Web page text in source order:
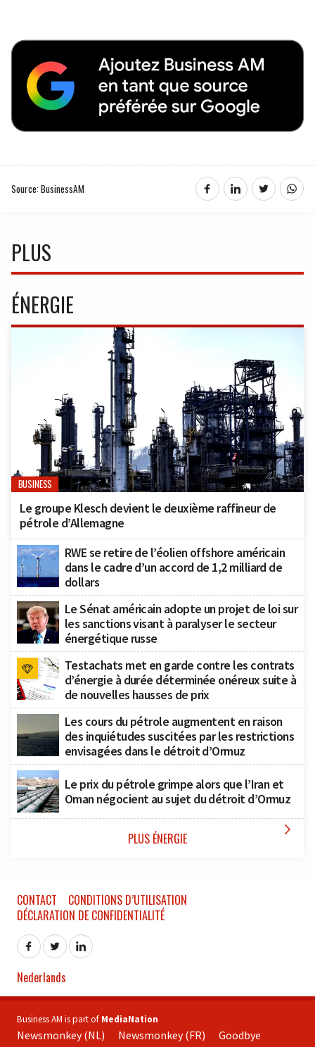
Source: BusinessAM
PLUS
ÉNERGIE
BUSINESS
Le groupe Klesch devient le deuxième raffineur de
pétrole d’Allemagne
RWE se retire de l’éolien offshore américain
dans le cadre d’un accord de 1,2 milliard de
dollars
Le Sénat américain adopte un projet de loi sur
les sanctions visant à paralyser le secteur
énergétique russe
Testachats met en garde contre les contrats
d’énergie à durée déterminée onéreux suite à
de nouvelles hausses de prix
Les cours du pétrole augmentent en raison
des inquiétudes suscitées par les restrictions
envisagées dans le détroit d’Ormuz
Le prix du pétrole grimpe alors que l’Iran et
Oman négocient au sujet du détroit d’Ormuz
PLUS ÉNERGIE 
CONTACT
CONDITIONS D’UTILISATION
DÉCLARATION DE CONFIDENTIALITÉ
Nederlands
Business AM is part of MediaNation
Newsmonkey (NL) Newsmonkey (FR) Goodbye